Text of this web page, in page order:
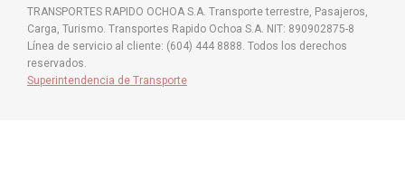
TRANSPORTES RAPIDO OCHOA S.A. Transporte terrestre, Pasajeros,
Carga, Turismo. Transportes Rapido Ochoa S.A. NIT: 890902875-8
Línea de servicio al cliente: (604) 444 8888. Todos los derechos
reservados.
Superintendencia de Transporte